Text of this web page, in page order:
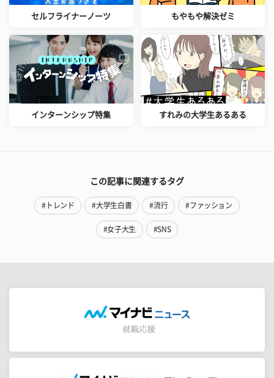
セルフライナーノーツ もやもや解決ゼミ
インターンシップ特集 すれみの大学生あるある
この記事に関連するタグ
#トレンド #大学生白書 #流行 #ファッション
#女子大生 #SNS